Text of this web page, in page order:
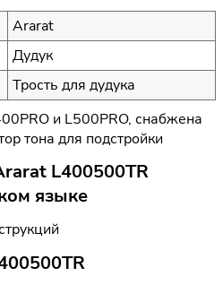
Ararat
Дудук
Трость для дудука
и L500PRO, снабжена
тона для подстройки
L400500TR
языке